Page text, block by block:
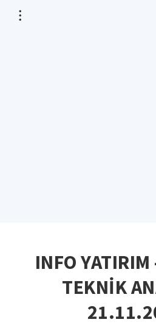
INFO YATIRIM
TEKNİK